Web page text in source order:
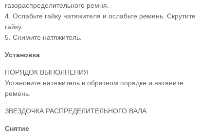
газораспределительного ремня.
4. Ослабьте гайку натяжителя и ослабьте ремень. Скрутите
гайку.
5. Снимите натяжитель.
Установка
ПОРЯДОК ВЫПОЛНЕНИЯ
Установите натяжитель в обратном порядке и натяните
ремень.
ЗВЕЗДОЧКА РАСПРЕДЕЛИТЕЛЬНОГО ВАЛА
Снятие